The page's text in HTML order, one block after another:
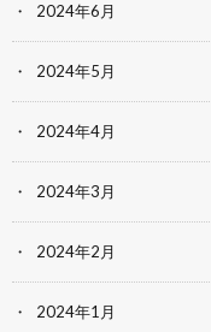
2024年6月
2024年5月
2024年4月
2024年3月
2024年2月
2024年1月